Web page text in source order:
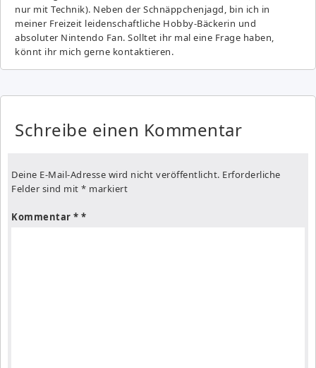
nur mit Technik). Neben der Schnäppchenjagd, bin ich in
meiner Freizeit leidenschaftliche Hobby-Bäckerin und
absoluter Nintendo Fan. Solltet ihr mal eine Frage haben,
könnt ihr mich gerne kontaktieren.
Schreibe einen Kommentar
Deine E-Mail-Adresse wird nicht veröffentlicht. Erforderliche
Felder sind mit * markiert
Kommentar *